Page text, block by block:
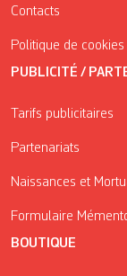
Contacts
Politique de cookies
PUBLICITÉ /
Tarifs publicitaires
Partenariats
Naissances et
Formulaire
BOUTIQUE